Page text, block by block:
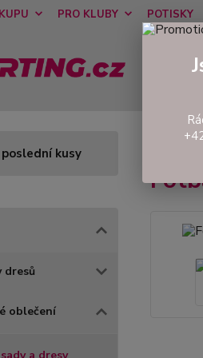
PRO KLUBY POTISKY
poslední kusy
dresů
oblečení